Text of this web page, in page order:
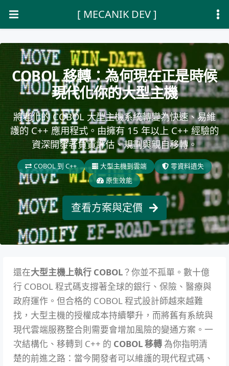
[ MECANIK DEV ]
COBOL 移轉：為何現在正是時候
現代化你的大型主機
將老化的 COBOL 大型主機系統轉變為快速、易維
護的 C++ 應用程式。由擁有 15 年以上 C++ 經驗的
資深開發者負責評估、規劃與親自移轉。
COBOL 到 C++ 大型主機到雲端
零資料遺失
原生效能
查看方案與定價
還在大型主機上執行 COBOL？你並不孤單。數十億
行 COBOL 程式碼支撐著全球的銀行、保險、醫療與
政府運作。但合格的 COBOL 程式設計師越來越難
找，大型主機的授權成本持續攀升，而將舊有系統與
現代雲端服務整合則需要會增加風險的變通方案。一
次結構化、移轉到 C++ 的 COBOL 移轉為你指明清
楚的前進之路：當今開發者可以維護的現代程式碼、